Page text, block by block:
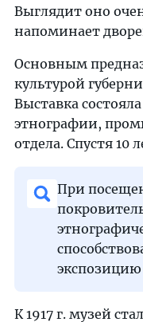
Выглядит оно
напоминает
Основным
культурой
Выставка
этнографии,
отдела. Спустя 10
При
К 1917 г. музей